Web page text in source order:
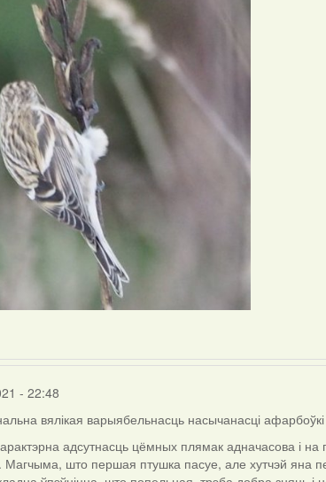
- 22:48
вялікая варыябельнасць насычанасці
адсутнасць цёмных плямак адначасова і на
Магчыма, што першая птушка пасуе, але хутчэй яна